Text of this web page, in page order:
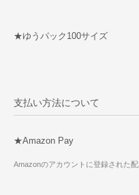
★ゆうパック100サイズ
支払い方法について
★Amazon Pay
Amazonのアカウントに登録された